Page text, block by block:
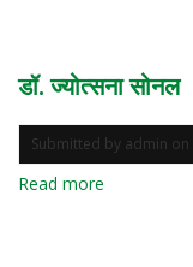
डॉ. ज्योत्सना सोनल
Submitted by admin on
Read more